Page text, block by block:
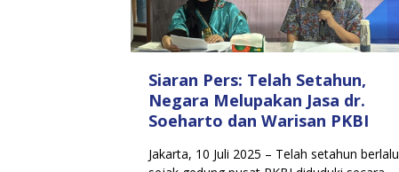
Siaran Pers: Telah Setahun,
Negara Melupakan Jasa dr.
Soeharto dan Warisan PKBI
Jakarta, 10 Juli 2025 – Telah setahun berlalu